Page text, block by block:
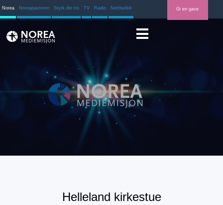
Norea Noreapastoren Styrk din tro TV Radio Nettbutikk Gi en gave
Helleland kirkestue